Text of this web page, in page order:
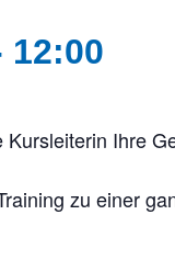
12:00
Ihre
zu einer